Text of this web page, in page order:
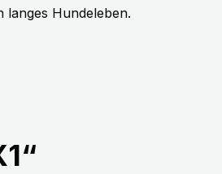
langes Hundeleben.